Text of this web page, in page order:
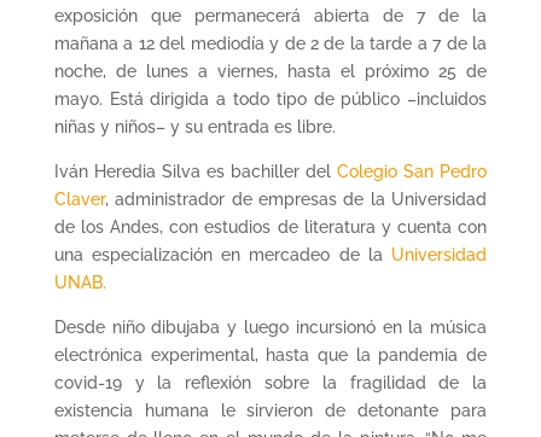
exposición que permanecerá abierta de 7 de la
mañana a 12 del mediodía y de 2 de la tarde a 7 de la
noche, de lunes a viernes, hasta el próximo 25 de
mayo. Está dirigida a todo tipo de público –incluidos
niñas y niños– y su entrada es libre.
Iván Heredia Silva es bachiller delColegio San Pedro
Claver, administrador de empresas de la Universidad
de los Andes, con estudios de literatura y cuenta con
una especialización en mercadeo de la Universidad
UNAB.
Desde niño dibujaba y luego incursionó en la música
electrónica experimental, hasta que la pandemia de
covid-19 y la reflexión sobre la fragilidad de la
existencia humana le sirvieron de detonante para